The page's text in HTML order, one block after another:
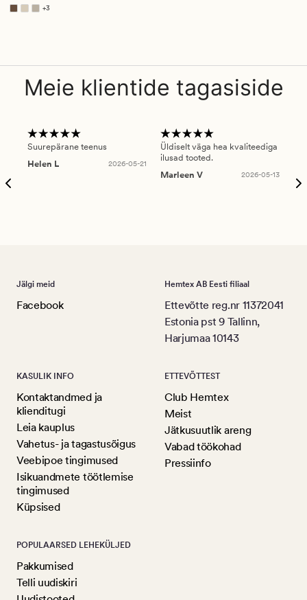
+3
Saadaval rohkemates värvitoonides
Meie klientide tagasiside
Suurepärane teenus
Helen L
2026-05-21
Üldiselt väga hea kvaliteediga
ilusad tooted.
Marleen V
2026-05-13
Jälgi meid
Facebook
Hemtex AB Eesti filiaal
Ettevõtte reg.nr 11372041
Estonia pst 9 Tallinn,
Harjumaa 10143
KASULIK INFO
Kontaktandmed ja
klienditugi
Leia kauplus
Vahetus- ja tagastusõigus
Veebipoe tingimused
Isikuandmete töötlemise
tingimused
Küpsised
ETTEVÕTTEST
Club Hemtex
Meist
Jätkusuutlik areng
Vabad töökohad
Pressiinfo
POPULAARSED LEHEKÜLJED
Pakkumised
Telli uudiskiri